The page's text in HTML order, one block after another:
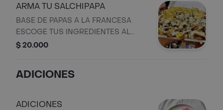
ARMA TU SALCHIPAPA
BASE DE PAPAS A LA FRANCESA
ESCOGE TUS INGREDIENTES AL
GUSTO
$ 20.000
ADICIONES
ADICIONES